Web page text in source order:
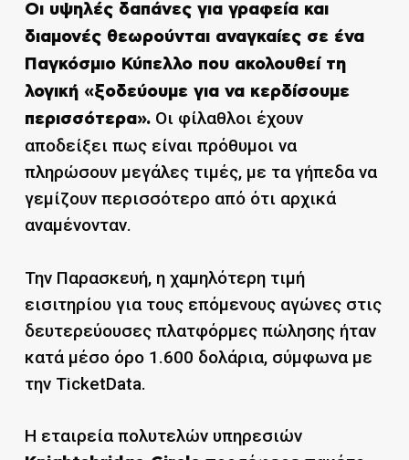
Οι υψηλές δαπάνες για γραφεία και
διαμονές θεωρούνται αναγκαίες σε ένα
Παγκόσμιο Κύπελλο που ακολουθεί τη
λογική «ξοδεύουμε για να κερδίσουμε
περισσότερα».Οι φίλαθλοι έχουν
αποδείξει πως είναι πρόθυμοι να
πληρώσουν μεγάλες τιμές, με τα γήπεδα να
γεμίζουν περισσότερο από ότι αρχικά
αναμένονταν.
Την Παρασκευή, η χαμηλότερη τιμή
εισιτηρίου για τους επόμενους αγώνες στις
δευτερεύουσες πλατφόρμες πώλησης ήταν
κατά μέσο όρο 1.600 δολάρια, σύμφωνα με
την TicketData.
Η εταιρεία πολυτελών υπηρεσιών